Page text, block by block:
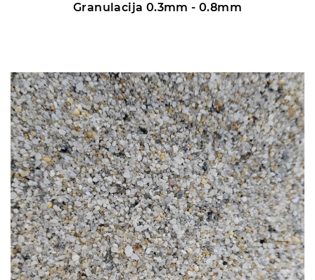
Granulacija 0.3mm - 0.8mm